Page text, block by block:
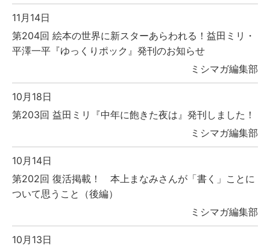
11月14日
第204回 絵本の世界に新スターあらわれる！益田ミリ・
平澤一平『ゆっくりポック』発刊のお知らせ
ミシマガ編集部
10月18日
第203回 益田ミリ『中年に飽きた夜は』発刊しました！
ミシマガ編集部
10月14日
第202回 復活掲載！ 本上まなみさんが「書く」ことに
ついて思うこと（後編）
ミシマガ編集部
10月13日